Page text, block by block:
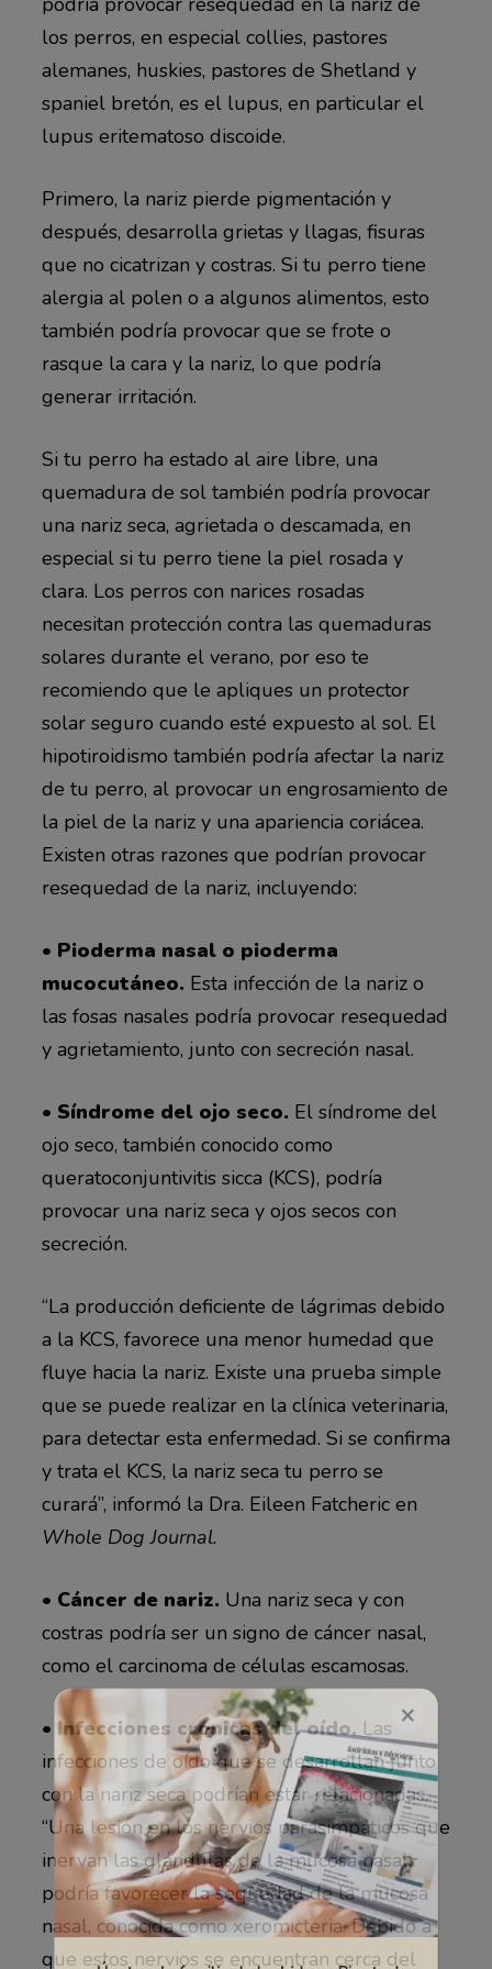
los perros, en especial collies, pastores
alemanes, huskies, pastores de Shetland y
spaniel bretón, es el lupus, en particular el
lupus eritematoso discoide.
Primero, la nariz pierde pigmentación y
después, desarrolla grietas y llagas, fisuras
que no cicatrizan y costras. Si tu perro tiene
alergia al polen o a algunos alimentos, esto
también podría provocar que se frote o
rasque la cara y la nariz, lo que podría
generar irritación.
Si tu perro ha estado al aire libre, una
quemadura de sol también podría provocar
una nariz seca, agrietada o descamada, en
especial si tu perro tiene la piel rosada y
clara. Los perros con narices rosadas
necesitan protección contra las quemaduras
solares durante el verano, por eso te
recomiendo que le apliques un protector
solar seguro cuando esté expuesto al sol. El
hipotiroidismo también podría afectar la nariz
de tu perro, al provocar un engrosamiento de
la piel de la nariz y una apariencia coriácea.
Existen otras razones que podrían provocar
resequedad de la nariz, incluyendo:
• Pioderma nasal o pioderma
mucocutáneo. Esta infección de la nariz o
las fosas nasales podría provocar resequedad
y agrietamiento, junto con secreción nasal.
• Síndrome del ojo seco. El síndrome del
ojo seco, también conocido como
queratoconjuntivitis sicca (KCS), podría
provocar una nariz seca y ojos secos con
secreción.
“La producción deficiente de lágrimas debido
a la KCS, favorece una menor humedad que
fluye hacia la nariz. Existe una prueba simple
que se puede realizar en la clínica veterinaria,
para detectar esta enfermedad. Si se confirma
y trata el KCS, la nariz seca tu perro se
curará”, informó la Dra. Eileen Fatcheric en
Whole Dog Journal.
• Cáncer de nariz. Una nariz seca y con
costras podría ser un signo de cáncer nasal,
como el carcinoma de células escamosas.
• Infecciones crónicas del oído. Las
infecciones de oído que se desarrollan junto
con la nariz seca podrían estar relacionadas.
“Una lesión en los nervios parasimpáticos que
inervan las glándulas de la mucosa nasal,
podría favorecer la sequedad de la mucosa
nasal, conocida como xeromicteria. Debido a
que estos nervios se encuentran cerca del